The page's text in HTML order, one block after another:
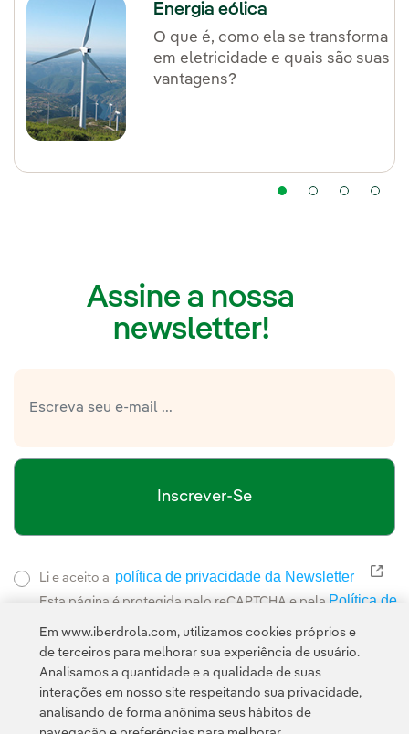
Energia eólica
O que é, como ela se transforma
em eletricidade e quais são suas
vantagens?
Assine a nossa
newsletter!
Inscrever-Se
Li e aceito a política de privacidade da Newsletter Link
Esta página é protegida pelo reCAPTCHA e pela Política de
e pela
Em www.iberdrola.com, utilizamos cookies próprios e
de terceiros para melhorar sua experiência de usuário.
Analisamos a quantidade e a qualidade de suas
interações em nosso site respeitando sua privacidade,
analisando de forma anônima seus hábitos de